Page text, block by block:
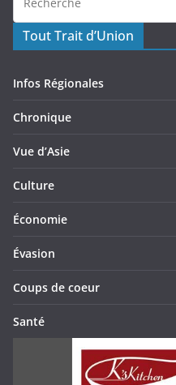
Tout Trait d’Union
Infos Régionales
Chronique
Vue d’Asie
Culture
Économie
Évasion
Coups de coeur
Santé